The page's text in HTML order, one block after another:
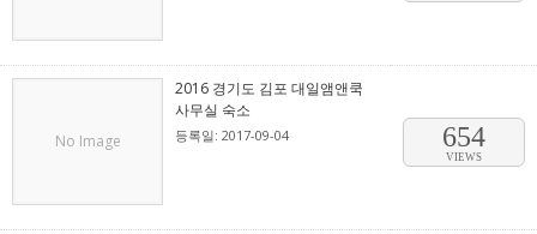
No Image
2016 경기도 김포 대일앰앤쿡
사무실 숙소
등록일: 2017-09-04 654
VIEWS